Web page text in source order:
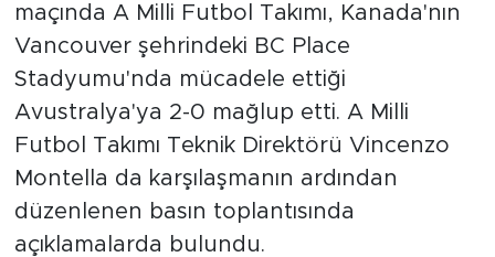
maçında A Milli Futbol Takımı, Kanada'nın
Vancouver şehrindeki BC Place
Stadyumu'nda mücadele ettiği
Avustralya'ya 2-0 mağlup etti. A Milli
Futbol Takımı Teknik Direktörü Vincenzo
Montella da karşılaşmanın ardından
düzenlenen basın toplantısında
açıklamalarda bulundu.